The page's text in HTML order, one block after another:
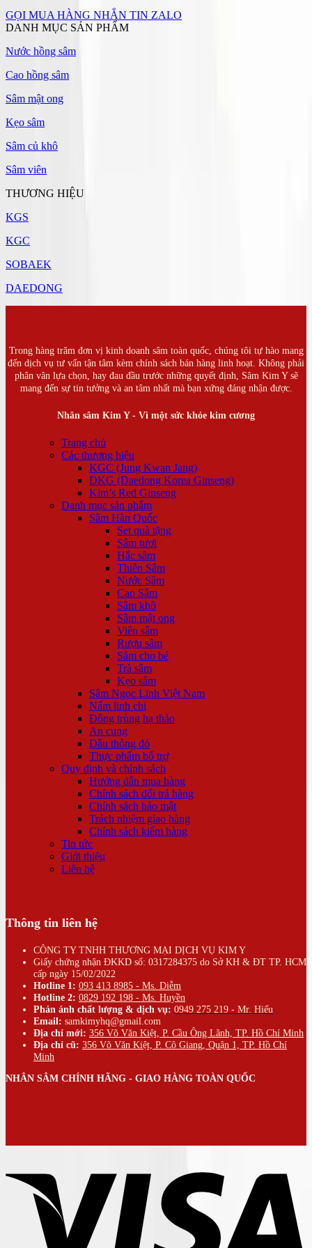
GỌI MUA HÀNG NHẮN TIN ZALO
DANH MỤC SẢN PHẨM
Nước hồng sâm
Cao hồng sâm
Sâm mật ong
Kẹo sâm
Sâm củ khô
Sâm viên
THƯƠNG HIỆU
KGS
KGC
SOBAEK
DAEDONG
Trong hàng trăm đơn vị kinh doanh sâm toàn quốc, chúng tôi tự hào mang
đến dịch vụ tư vấn tận tâm kèm chính sách bán hàng linh hoạt. Không phải
phân vân lựa chọn, hay đau đầu trước những quyết định, Sâm Kim Y sẽ
mang đến sự tin tưởng và an tâm nhất mà bạn xứng đáng nhận được.
Nhân sâm Kim Y - Vì một sức khỏe kim cương
Trang chủ
Các thương hiệu
KGC (Jung Kwan Jang)
DKG (Daedong Korea Ginseng)
Kim’s Red Ginseng
Danh mục sản phẩm
Sâm Hàn Quốc
Set quà tặng
Sâm tươi
Hắc sâm
Thiên Sâm
Nước Sâm
Cao Sâm
Sâm khô
Sâm mật ong
Viên sâm
Rượu sâm
Sâm cho bé
Trà sâm
Kẹo sâm
Sâm Ngọc Linh Việt Nam
Nấm linh chi
Đông trùng hạ thảo
An cung
Dầu thông đỏ
Thực phẩm bổ trợ
Quy định và chính sách
Hướng dẫn mua hàng
Chính sách đổi trả hàng
Chính sách bảo mật
Trách nhiệm giao hàng
Chính sách kiểm hàng
Tin tức
Giới thiệu
Liên hệ
Thông tin liên hệ
CÔNG TY TNHH THƯƠNG MẠI DỊCH VỤ KIM Y
Giấy chứng nhận ĐKKD số: 0317284375 do Sở KH & ĐT TP. HCM
cấp ngày 15/02/2022
Hotline 1: 093 413 8985 - Ms. Diễm
Hotline 2: 0829 192 198 - Ms. Huyền
Phản ánh chất lượng & dịch vụ: 0949 275 219 - Mr. Hiếu
Email: samkimyhq@gmail.com
Địa chỉ mới: 356 Võ Văn Kiệt, P. Cầu Ông Lãnh, TP. Hồ Chí Minh
Địa chỉ cũ: 356 Võ Văn Kiệt, P. Cô Giang, Quận 1, TP. Hồ Chí
Minh
NHÂN SÂM CHÍNH HÃNG - GIAO HÀNG TOÀN QUỐC